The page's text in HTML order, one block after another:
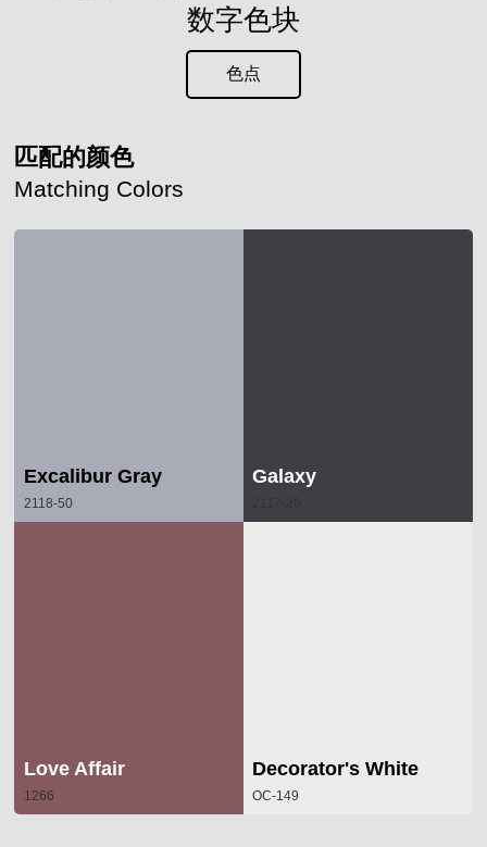
数字色块
色点
匹配的颜色
Matching Colors
Excalibur Gray
2118-50
Galaxy
Love Affair
1266
Decorator's White
OC-149